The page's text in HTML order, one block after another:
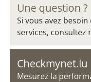
Une question ?
Si vous avez
services, consultez
Checkmynet.lu
Mesurez la